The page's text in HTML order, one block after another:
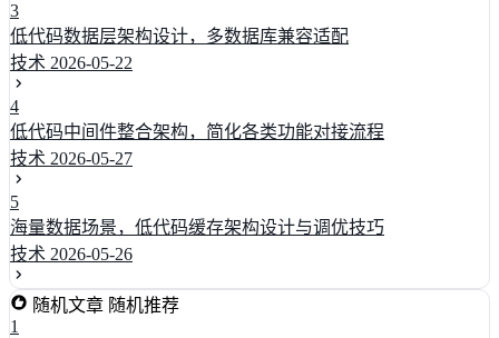
3
低代码数据层架构设计，多数据库兼容适配
技术 2026-05-22
4
低代码中间件整合架构，简化各类功能对接流程
技术 2026-05-27
5
海量数据场景，低代码缓存架构设计与调优技巧
技术 2026-05-26
随机文章 随机推荐
1